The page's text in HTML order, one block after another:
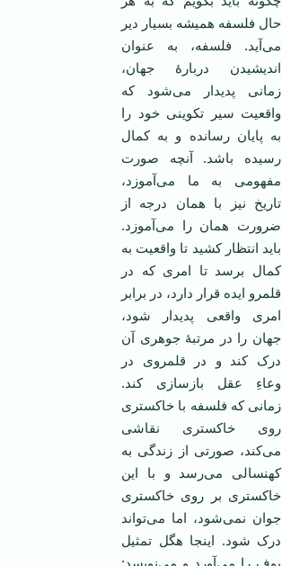
حال فلسفه همیشه بسیار دیر
می‌آید. فلسفه، به عنوان
اندیشیدن دربارۀ جهان،
زمانی پدیدار می‌شود که
واقعیت سیر تکوینی خود را
به پایان رسانده و به کمال
رسیده باشد. آنچه صورت
مفهومی به ما می‌آموزد،
تاریخ نیز با‌‌ همان درجه از
ضرورت‌‌ همان را می‌آموزد.
باید انتظار کشید تا واقعیت به
کمال برسد تا امری که در
قلمرو ایده قرار دارد، در برابر
امری واقعی پدیدار شود،
جهان را در مرتبۀ جوهری آن
درک کند و در قلمروی در
وعاءِ عقل بازسازی کند.
زمانی که فلسفه با خاکستری
روی خاکستری نقاشی
می‌کند، صورتی از زندگی به
کهنسالی می‌رسد و با این
خاکستری بر روی خاکستری
جوان نمی‌شود، اما می‌تواند
درک شود. اینجا هگل تمثیل
بوف را می‌آورد و می‌نویسد: